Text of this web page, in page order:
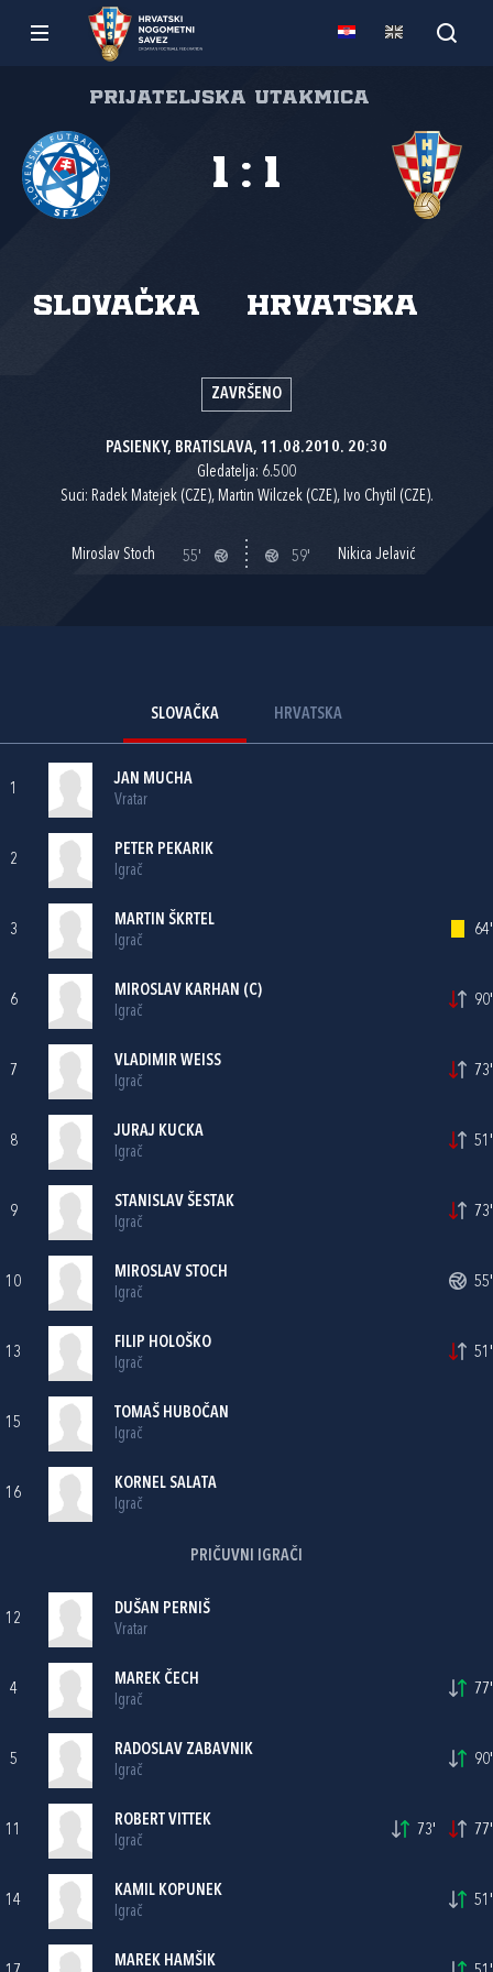
Prijateljska utakmica
Slovačka Hrvatska
1 : 1
ZAVRŠENO
PASIENKY, BRATISLAVA, 11.08.2010. 20:30
Gledatelja: 6.500
Suci: Radek Matejek (CZE), Martin Wilczek (CZE), Ivo Chytil (CZE).
Miroslav Stoch 55' 59' Nikica Jelavić
SLOVAČKA HRVATSKA
1
JAN MUCHA
Vratar
2
PETER PEKARIK
Igrač
3
MARTIN ŠKRTEL
Igrač
64'
6
MIROSLAV KARHAN (C)
Igrač
90'
7
VLADIMIR WEISS
Igrač
73'
8
JURAJ KUCKA
Igrač
51'
9
STANISLAV ŠESTAK
Igrač
73'
10
MIROSLAV STOCH
Igrač
55'
13
FILIP HOLOŠKO
Igrač
51'
15
TOMAŠ HUBOČAN
Igrač
16
KORNEL SALATA
Igrač
PRIČUVNI IGRAČI
12
DUŠAN PERNIŠ
Vratar
4
MAREK ČECH
Igrač
77'
5
RADOSLAV ZABAVNIK
Igrač
90'
11
ROBERT VITTEK
Igrač
73' 77'
14
KAMIL KOPUNEK
Igrač
51'
MAREK HAMŠIK